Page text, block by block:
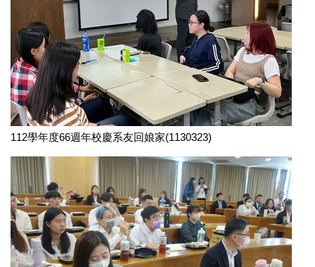
112學年度66週年校慶系友回娘家(1130323)